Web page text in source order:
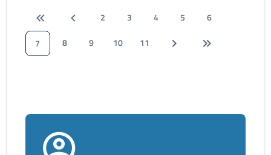
2 3 4 5
6
7
8 9 10 11